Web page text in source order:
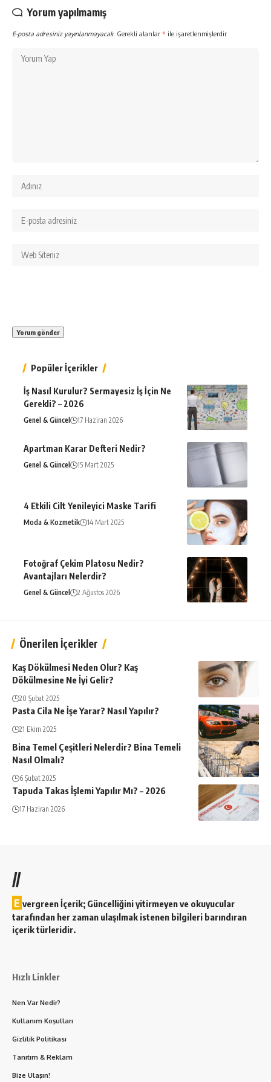
Yorum yapılmamış
E-posta adresiniz yayınlanmayacak. Gerekli alanlar * ile işaretlenmişlerdir
Popüler İçerikler
İş Nasıl Kurulur? Sermayesiz İş İçin Ne
Gerekli? – 2026
Genel & Güncel 17 Haziran 2026
Apartman Karar Defteri Nedir?
Genel & Güncel 15 Mart 2025
4 Etkili Cilt Yenileyici Maske Tarifi
Moda & Kozmetik 14 Mart 2025
Fotoğraf Çekim Platosu Nedir?
Avantajları Nelerdir?
Genel & Güncel 2 Ağustos 2026
Önerilen İçerikler
Kaş Dökülmesi Neden Olur? Kaş
Dökülmesine Ne İyi Gelir?
20 Şubat 2025
Pasta Cila Ne İşe Yarar? Nasıl Yapılır?
21 Ekim 2025
Bina Temel Çeşitleri Nelerdir? Bina Temeli
Nasıl Olmalı?
6 Şubat 2025
Tapuda Takas İşlemi Yapılır Mı? – 2026
17 Haziran 2026
//
E vergreen İçerik; Güncelliğini yitirmeyen ve okuyucular
tarafından her zaman ulaşılmak istenen bilgileri barındıran
içerik türleridir.
Hızlı Linkler
Nen Var Nedir?
Kullanım Koşulları
Gizlilik Politikası
Tanıtım & Reklam
Bize Ulaşın!